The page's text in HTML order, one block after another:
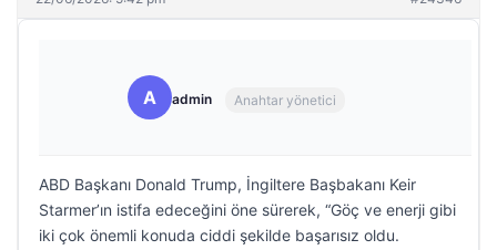
A admin Anahtar yönetici
ABD Başkanı Donald Trump, İngiltere Başbakanı Keir
Starmer’ın istifa edeceğini öne sürerek, “Göç ve enerji gibi
iki çok önemli konuda ciddi şekilde başarısız oldu.